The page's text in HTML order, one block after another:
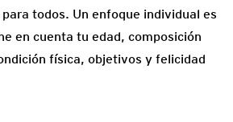
todos. Un enfoque individual es
en cuenta tu edad, composición
física, objetivos y felicidad